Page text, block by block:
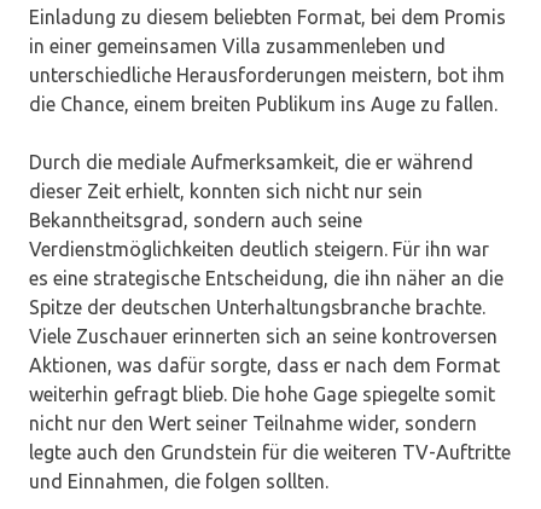
Einladung zu diesem beliebten Format, bei dem Promis
in einer gemeinsamen Villa zusammenleben und
unterschiedliche Herausforderungen meistern, bot ihm
die Chance, einem breiten Publikum ins Auge zu fallen.
Durch die mediale Aufmerksamkeit, die er während
dieser Zeit erhielt, konnten sich nicht nur sein
Bekanntheitsgrad, sondern auch seine
Verdienstmöglichkeiten deutlich steigern. Für ihn war
es eine strategische Entscheidung, die ihn näher an die
Spitze der deutschen Unterhaltungsbranche brachte.
Viele Zuschauer erinnerten sich an seine kontroversen
Aktionen, was dafür sorgte, dass er nach dem Format
weiterhin gefragt blieb. Die hohe Gage spiegelte somit
nicht nur den Wert seiner Teilnahme wider, sondern
legte auch den Grundstein für die weiteren TV-Auftritte
und Einnahmen, die folgen sollten.